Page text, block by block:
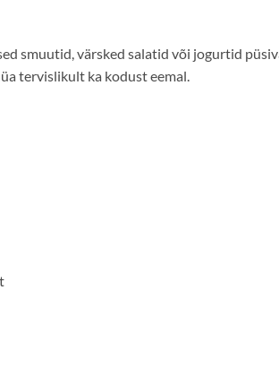
smuutid, värsked salatid või jogurtid
tervislikult ka kodust eemal.